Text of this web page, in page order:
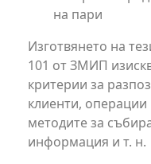
на пари
Изготвянето на
101 от ЗМИП
критерии за
клиенти, операции
методите за
информация и т. н.